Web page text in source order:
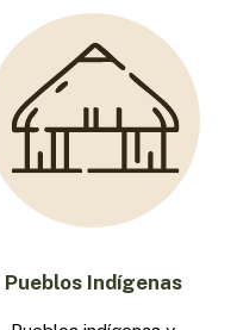
Pueblos Indígenas